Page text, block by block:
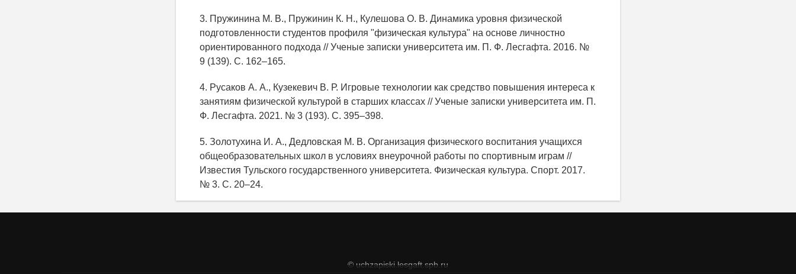
3. Пружинина М. В., Пружинин К. Н., Кулешова О. В. Динамика уровня физической
подготовленности студентов профиля "физическая культура" на основе личностно
ориентированного подхода // Ученые записки университета им. П. Ф. Лесгафта. 2016. №
9 (139). С. 162–165.
4. Русаков А. А., Кузекевич В. Р. Игровые технологии как средство повышения интереса к
занятиям физической культурой в старших классах // Ученые записки университета им. П.
Ф. Лесгафта. 2021. № 3 (193). С. 395–398.
5. Золотухина И. А., Дедловская М. В. Организация физического воспитания учащихся
общеобразовательных школ в условиях внеурочной работы по спортивным играм //
Известия Тульского государственного университета. Физическая культура. Спорт. 2017.
№ 3. С. 20–24.
© uchzapiski.lesgaft.spb.ru